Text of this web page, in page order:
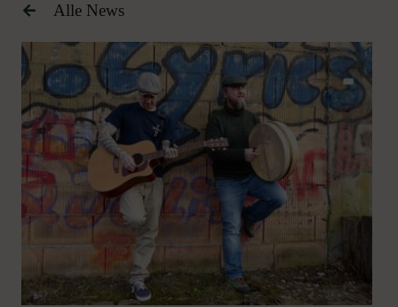
Alle News